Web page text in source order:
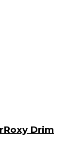
Drim